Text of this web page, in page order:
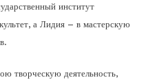
институт
а Лидия – в мастерскую
творческую деятельность,